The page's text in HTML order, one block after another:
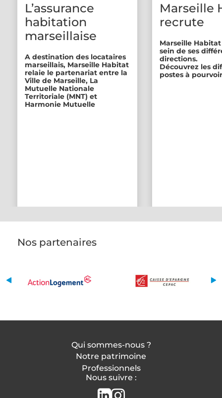
L’assurance
habitation
marseillaise
A destination des locataires
marseillais, Marseille Habitat
relaie le partenariat entre la
Ville de Marseille, La
Mutuelle Nationale
Territoriale (MNT) et
Harmonie Mutuelle
Marseille
recrute
Marseille
sein de ses
directions.
Découvrez les
postes à
Nos partenaires
Qui sommes-nous ?
Notre patrimoine
Professionnels
Nous suivre :